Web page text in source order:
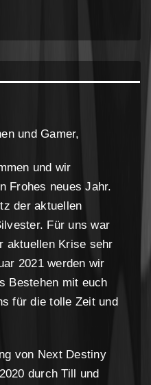
und Gamer,
und wir
Frohes neues Jahr.
der aktuellen
Für uns war
aktuellen Krise sehr
2021 werden wir
Bestehen mit euch
für die tolle Zeit und
von Next Destiny
durch Till und